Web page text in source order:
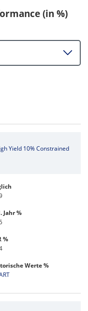
(in %)
Yield 10% Constrained
Jahr %
%
Werte %